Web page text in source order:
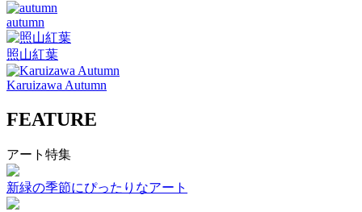
autumn
照山紅葉
Karuizawa Autumn
FEATURE
アート特集
新緑の季節にぴったりなアート